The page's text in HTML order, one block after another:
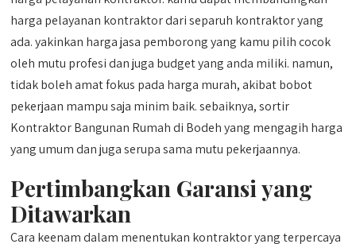
harga pelayanan kontraktor dari separuh kontraktor yang
ada. yakinkan harga jasa pemborong yang kamu pilih cocok
oleh mutu profesi dan juga budget yang anda miliki. namun,
tidak boleh amat fokus pada harga murah, akibat bobot
pekerjaan mampu saja minim baik. sebaiknya, sortir
Kontraktor Bangunan Rumah di Bodeh yang mengagih harga
yang umum dan juga serupa sama mutu pekerjaannya.
Pertimbangkan Garansi yang
Ditawarkan
Cara keenam dalam menentukan kontraktor yang terpercaya